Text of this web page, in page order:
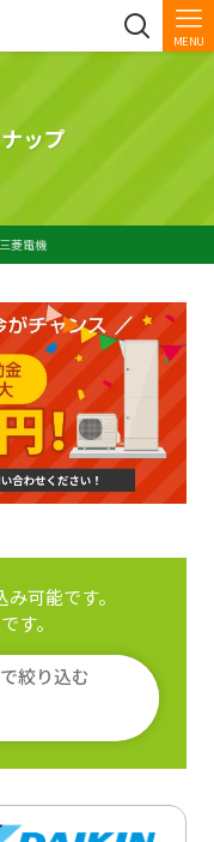
MENU
ップ
三菱電機
可能です。
す。